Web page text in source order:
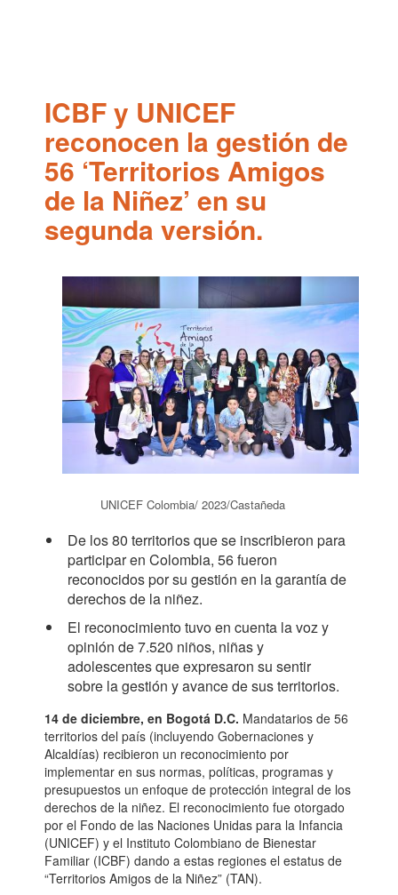
ICBF y UNICEF
reconocen la gestión de
56 ‘Territorios Amigos
de la Niñez’ en su
segunda versión.
UNICEF Colombia/ 2023/Castañeda
De los 80 territorios que se inscribieron para
participar en Colombia, 56 fueron
reconocidos por su gestión en la garantía de
derechos de la niñez.
El reconocimiento tuvo en cuenta la voz y
opinión de 7.520 niños, niñas y
adolescentes que expresaron su sentir
sobre la gestión y avance de sus territorios.
14 de diciembre, en Bogotá D.C. Mandatarios de 56
territorios del país (incluyendo Gobernaciones y
Alcaldías) recibieron un reconocimiento por
implementar en sus normas, políticas, programas y
presupuestos un enfoque de protección integral de los
derechos de la niñez. El reconocimiento fue otorgado
por el Fondo de las Naciones Unidas para la Infancia
(UNICEF) y el Instituto Colombiano de Bienestar
Familiar (ICBF) dando a estas regiones el estatus de
“Territorios Amigos de la Niñez” (TAN).